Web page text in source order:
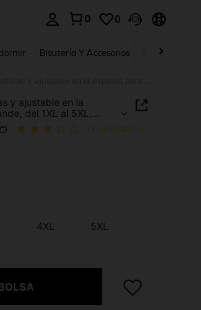
0 0
Bisutería Y Accesorios Zapatos
y ajustable en la
del 1XL al 5XL,
(1 Comentarios)
4XL 5XL